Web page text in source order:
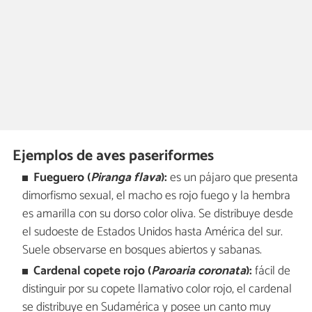
Ejemplos de aves paseriformes
Fueguero (Piranga flava):es un pájaro que presenta
dimorfismo sexual, el macho es rojo fuego y la hembra
es amarilla con su dorso color oliva. Se distribuye desde
el sudoeste de Estados Unidos hasta América del sur.
Suele observarse en bosques abiertos y sabanas.
Cardenal copete rojo (Paroaria coronata):fácil de
distinguir por su copete llamativo color rojo, el cardenal
se distribuye en Sudamérica y posee un canto muy